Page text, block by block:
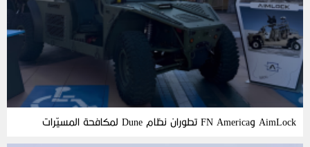
AimLock وFN America تطوران نظام Dune لمكافحة المسيّرات